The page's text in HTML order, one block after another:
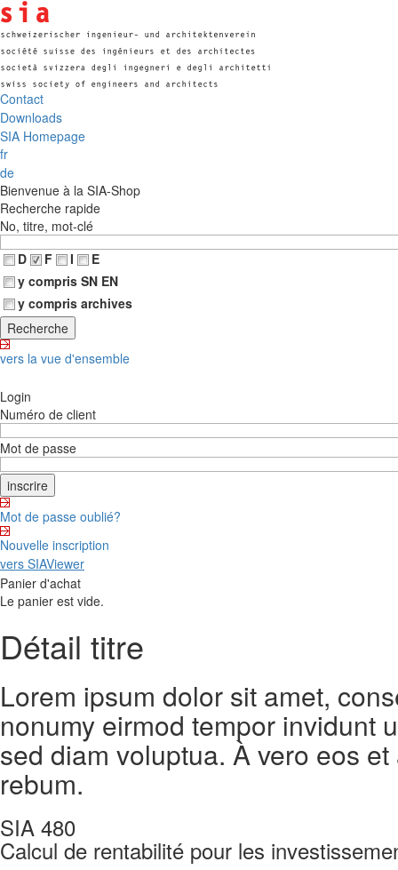
Contact
Downloads
SIA Homepage
fr
de
Bienvenue à la SIA-Shop
Recherche rapide
No, titre, mot-clé
D
F I
E
y compris SN EN
y compris archives
vers la vue d'ensemble
Login
Numéro de client
Mot de passe
Mot de passe oublié?
Nouvelle inscription
vers SIAViewer
Panier d'achat
Le panier est vide.
Détail titre
Lorem ipsum dolor sit amet,
nonumy eirmod tempor invidunt
sed diam voluptua. À vero eos
rebum.
SIA 480
Calcul de rentabilité pour les